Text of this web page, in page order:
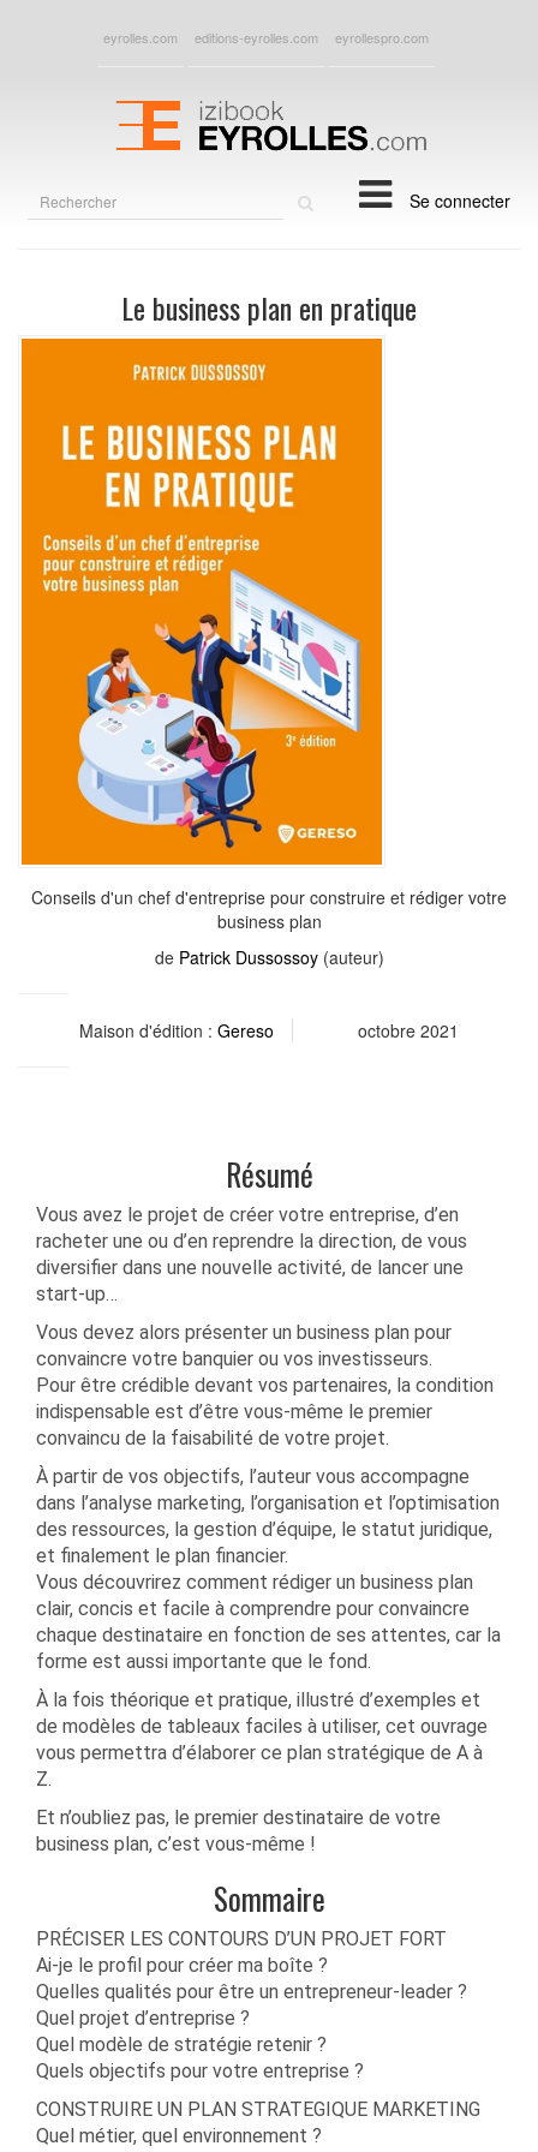
eyrolles.com editions-eyrolles.com eyrollespro.com
Se connecter
Le business plan en pratique
Conseils d'un chef d'entreprise pour construire et rédiger votre
business plan
de Patrick Dussossoy(auteur)
Maison d'édition : Gereso octobre 2021
Résumé
Vous avez le projet de créer votre entreprise, d’en
racheter une ou d’en reprendre la direction, de vous
diversifier dans une nouvelle activité, de lancer une
start-up…
Vous devez alors présenter un business plan pour
convaincre votre banquier ou vos investisseurs.
Pour être crédible devant vos partenaires, la condition
indispensable est d’être vous-même le premier
convaincu de la faisabilité de votre projet.
À partir de vos objectifs, l’auteur vous accompagne
dans l’analyse marketing, l’organisation et l’optimisation
des ressources, la gestion d’équipe, le statut juridique,
et finalement le plan financier.
Vous découvrirez comment rédiger un business plan
clair, concis et facile à comprendre pour convaincre
chaque destinataire en fonction de ses attentes, car la
forme est aussi importante que le fond.
À la fois théorique et pratique, illustré d’exemples et
de modèles de tableaux faciles à utiliser, cet ouvrage
vous permettra d’élaborer ce plan stratégique de A à
Z.
Et n’oubliez pas, le premier destinataire de votre
business plan, c’est vous-même !
Sommaire
PRÉCISER LES CONTOURS D’UN PROJET FORT
Ai-je le profil pour créer ma boîte ?
Quelles qualités pour être un entrepreneur-leader ?
Quel projet d’entreprise ?
Quel modèle de stratégie retenir ?
Quels objectifs pour votre entreprise ?
CONSTRUIRE UN PLAN STRATEGIQUE MARKETING
Quel métier, quel environnement ?